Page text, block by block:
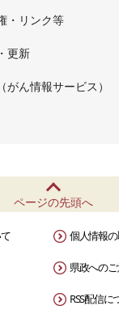
・リンク等
更新
ん情報サービス）
ページの先頭へ
個人情報
県政への
RSS配信に